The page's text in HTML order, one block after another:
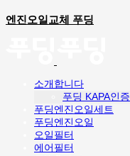
엔진오일교체 푸딩
소개합니다
푸딩 KAPA인증
푸딩엔진오일세트
푸딩엔진오일
오일필터
에어필터